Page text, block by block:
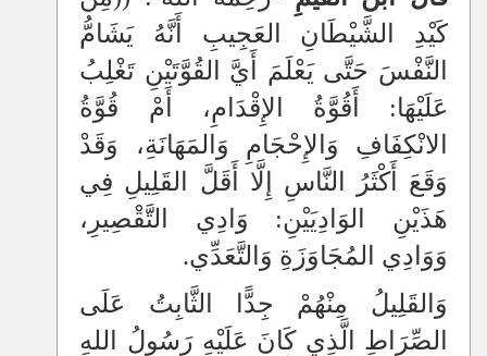
كَيْدِ الشَّيْطَانِ العَجِيبِ أَنَّهُ يَشَامُّ
النَّفْسَ حَتَّى يَعْلَمَ أَيَّ القُوَّتَيْنِ تَغْلِبُ
عَلَيْهَا: أَقُوَّةُ الإِقْدَامِ، أَمْ قُوَّةُ
الانْكِفَافِ وَالإِحْجَامِ وَالمَهَانَةِ، وَقَدْ
وَقَعَ أَكْثَرُ النَّاسِ إِلَّا أَقَلَّ القَلِيلِ فِي
هَذَيْنِ الوَادِيَيْنِ: وَادِي التَّقْصِيرِ،
وَوَادِي المُجَاوَزَةِ وَالتَّعَدِّي.
وَالقَلِيلُ مِنْهُمْ جِدًّا الثَّابِتُ عَلَى
الصِّرَاطِ الَّذِي كَانَ عَلَيْهِ رَسُولُ اللهِ